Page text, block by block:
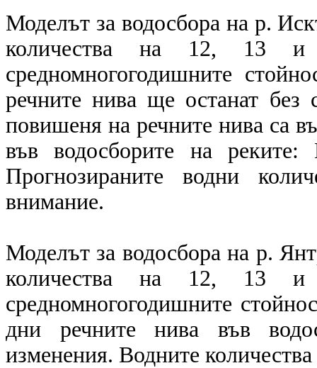
Моделът за водосбора на р.
количества на 12, 13 и
средномногогодишните
речните нива ще останат без
повишеня на речните нива са
във водосборите на реките:
Прогнозираните водни
внимание.
Моделът за водосбора на р.
количества на 12, 13 и
средномногогодишните
дни речните нива във
изменения. Водните